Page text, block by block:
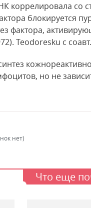
коррелировала со
блокируется
фактора,
Teodoresku с соавт.
но не
нет)
Что еще